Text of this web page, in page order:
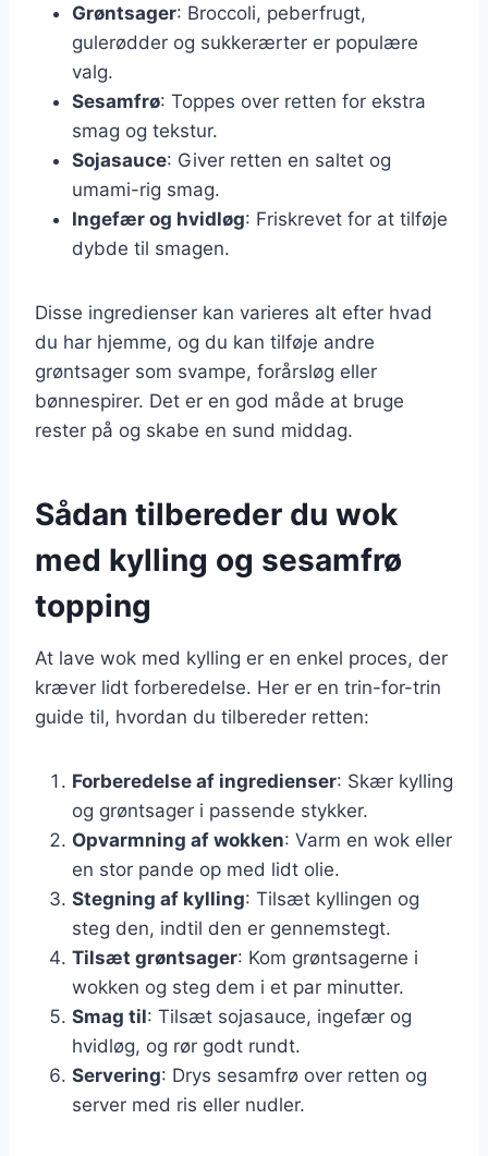
Grøntsager: Broccoli, peberfrugt,
gulerødder og sukkerærter er populære
valg.
Sesamfrø: Toppes over retten for ekstra
smag og tekstur.
Sojasauce: Giver retten en saltet og
umami-rig smag.
Ingefær og hvidløg: Friskrevet for at tilføje
dybde til smagen.
Disse ingredienser kan varieres alt efter hvad
du har hjemme, og du kan tilføje andre
grøntsager som svampe, forårsløg eller
bønnespirer. Det er en god måde at bruge
rester på og skabe en sund middag.
Sådan tilbereder du wok
med kylling og sesamfrø
topping
At lave wok med kylling er en enkel proces, der
kræver lidt forberedelse. Her er en trin-for-trin
guide til, hvordan du tilbereder retten:
Forberedelse af ingredienser: Skær kylling
og grøntsager i passende stykker.
Opvarmning af wokken: Varm en wok eller
en stor pande op med lidt olie.
Stegning af kylling: Tilsæt kyllingen og
steg den, indtil den er gennemstegt.
Tilsæt grøntsager: Kom grøntsagerne i
wokken og steg dem i et par minutter.
Smag til: Tilsæt sojasauce, ingefær og
hvidløg, og rør godt rundt.
Servering: Drys sesamfrø over retten og
server med ris eller nudler.